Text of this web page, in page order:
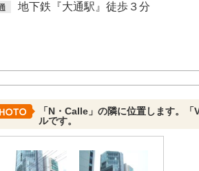
地下鉄『大通駅』徒歩３分
「N・Calle」の隣に位置します。
ルです。